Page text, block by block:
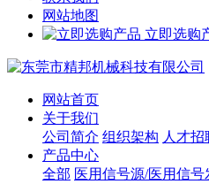
网站地图
立即选购
网站首页
关于我们
公司简介 组织架构 人才招
产品中心
全部 医用信号源/医用信号